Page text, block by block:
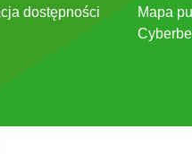
dostępności
Mapa